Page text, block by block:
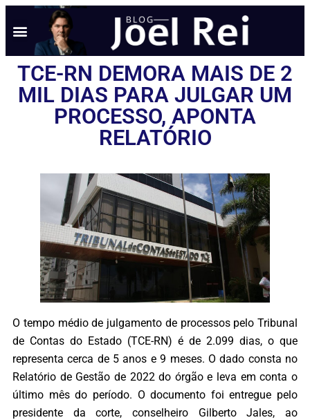
TCE-RN DEMORA MAIS DE 2
MIL DIAS PARA JULGAR UM
PROCESSO, APONTA
RELATÓRIO
O tempo médio de julgamento de processos pelo Tribunal
de Contas do Estado (TCE-RN) é de 2.099 dias, o que
representa cerca de 5 anos e 9 meses. O dado consta no
Relatório de Gestão de 2022 do órgão e leva em conta o
último mês do período. O documento foi entregue pelo
presidente da corte, conselheiro Gilberto Jales, ao